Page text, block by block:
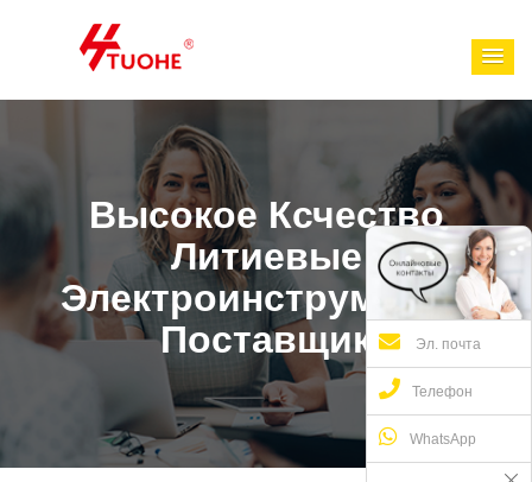
Высокое Ксчество
Литиевые
Электроинструменты
Поставщик
Эл. почта
Телефон
WhatsApp